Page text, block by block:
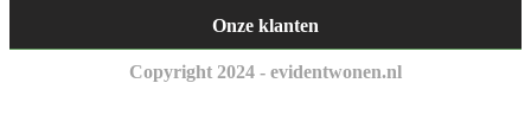
Onze klanten
Copyright 2024 - evidentwonen.nl